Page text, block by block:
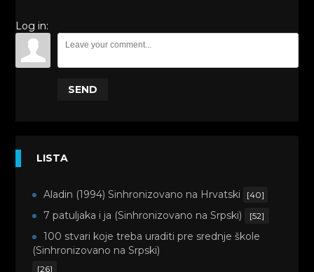
Log in:
SEND
LISTA
Aladin (1994) Sinhronizovano na Hrvatski [40]
7 patuljaka i ja (Sinhronizovano na Srpski) [52]
100 stvari koje treba uraditi pre srednje škole
(Sinhronizovano na Srpski)
[26]